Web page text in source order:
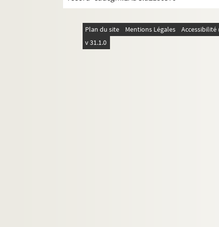
Plan du site Mentions Légales
v 31.1.0